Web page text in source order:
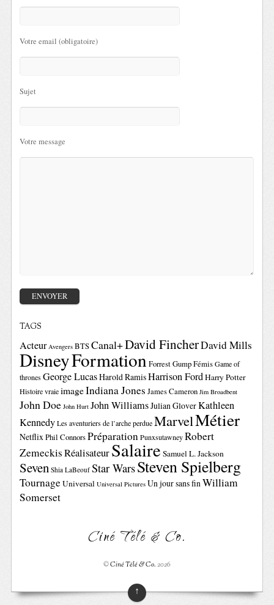
Votre email (obligatoire)
Sujet
Votre message
TAGS
Acteur Avengers BTSCanal+David FincherDavid Mills
DisneyFormationForrest GumpFémis Game of
thrones George LucasHarold RamisHarrison FordHarry Potter
Histoire vraie imageIndiana Jones James Cameron Jim Broadbent
John Doe John Hurt John WilliamsJulian GloverKathleen
Kennedy Les aventuriers de l’arche perdue MarvelMétier
NetflixPhil ConnorsPréparation Punxsutawney Robert
ZemeckisRéalisateurSalaire Samuel L. Jackson
Seven Shia LaBeouf Star WarsSteven Spielberg
TournageUniversal Universal Pictures Un jour sans finWilliam
Somerset
Ciné Télé & Co.
©Ciné Télé & Co.2026
↑